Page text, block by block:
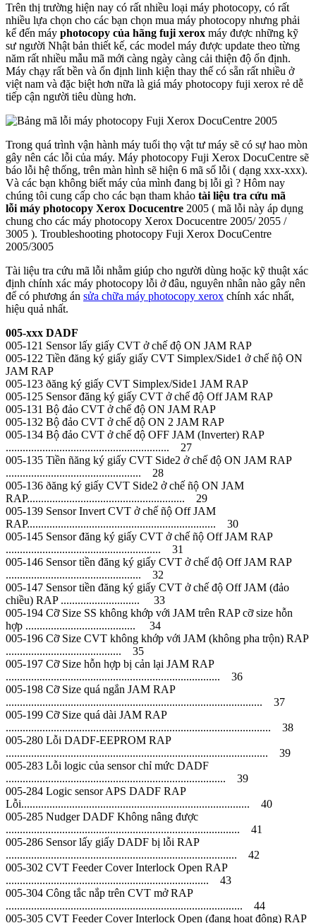
Trên thị trường hiện nay có rất nhiều loại máy photocopy, có rất
nhiều lựa chọn cho các bạn chọn mua máy photocopy nhưng phải
kể đến máy photocopy của hãng fuji xerox máy được những kỹ
sư người Nhật bản thiết kế, các model máy được update theo từng
năm rất nhiều mẫu mã mới càng ngày càng cải thiện độ ổn định.
Máy chạy rất bền và ổn định linh kiện thay thế có sẵn rất nhiều ở
việt nam và đặc biệt hơn nữa là giá máy photocopy fuji xerox rẻ dễ
tiếp cận người tiêu dùng hơn.
Trong quá trình vận hành máy tuổi thọ vật tư máy sẽ có sự hao mòn
gây nên các lỗi của máy. Máy photocopy Fuji Xerox DocuCentre sẽ
báo lỗi hệ thống, trên màn hình sẽ hiện 6 mã số lỗi ( dạng xxx-xxx).
Và các bạn không biết máy của mình đang bị lỗi gì ? Hôm nay
chúng tôi cung cấp cho các bạn tham khảo tài liệu tra cứu mã
lỗi máy photocopy Xerox Docucentre 2005 ( mã lỗi này áp dụng
chung cho các máy photocopy Xerox Docucentre 2005/ 2055 /
3005 ). Troubleshooting photocopy Fuji Xerox DocuCentre
2005/3005
Tài liệu tra cứu mã lỗi nhằm giúp cho người dùng hoặc kỹ thuật xác
định chính xác máy photocopy lỗi ở đâu, nguyên nhân nào gây nên
để có phương án sửa chữa máy photocopy xerox chính xác nhất,
hiệu quả nhất.
005-xxx DADF
005-121 Sensor lấy giấy CVT ở chế độ ON JAM RAP
005-122 Tiền đăng ký giấy giấy CVT Simplex/Side1 ở chế ñộ ON
JAM RAP
005-123 ðăng ký giấy CVT Simplex/Side1 JAM RAP
005-125 Sensor đăng ký giấy CVT ở chế độ Off JAM RAP
005-131 Bộ đảo CVT ở chế độ ON JAM RAP
005-132 Bộ đảo CVT ở chế độ ON 2 JAM RAP
005-134 Bộ đảo CVT ở chế độ OFF JAM (Inverter) RAP
.......................................................... 27
005-135 Tiền ñăng ký giấy CVT Side2 ở chế độ ON JAM RAP
................................................ 28
005-136 ðăng ký giấy CVT Side2 ở chế ñộ ON JAM
RAP........................................................ 29
005-139 Sensor Invert CVT ở chế ñộ Off JAM
RAP................................................................... 30
005-145 Sensor đăng ký giấy CVT ở chế ñộ Off JAM RAP
....................................................... 31
005-146 Sensor tiền đăng ký giấy CVT ở chế độ Off JAM RAP
................................................ 32
005-147 Sensor tiền đăng ký giấy CVT ở chế độ Off JAM (đảo
chiều) RAP ............................ 33
005-194 Cỡ Size SS không khớp với JAM trên RAP cỡ size hỗn
hợp ....................................... 34
005-196 Cỡ Size CVT không khớp với JAM (không pha trộn) RAP
......................................... 35
005-197 Cỡ Size hỗn hợp bị cản lại JAM RAP
............................................................................ 36
005-198 Cỡ Size quá ngắn JAM RAP
........................................................................................... 37
005-199 Cỡ Size quá dài JAM RAP
.............................................................................................. 38
005-280 Lỗi DADF-EEPROM RAP
............................................................................................. 39
005-283 Lỗi logic của sensor chỉ mức DADF
.............................................................................. 39
005-284 Logic sensor APS DADF RAP
Lỗi................................................................................. 40
005-285 Nudger DADF Không nâng được
................................................................................... 41
005-286 Sensor lấy giấy DADF bị lỗi RAP
.................................................................................. 42
005-302 CVT Feeder Cover Interlock Open RAP
........................................................................ 43
005-304 Công tắc nắp trên CVT mở RAP
.................................................................................... 44
005-305 CVT Feeder Cover Interlock Open (đang hoạt động) RAP